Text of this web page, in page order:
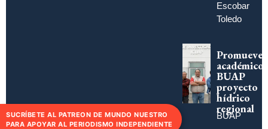
Escobar
Toledo
Promueve
académico
BUAP
proyecto
hídrico
regional
BUAP
SUCRÍBETE AL PATREON DE MUNDO NUESTRO
PARA APOYAR AL PERIODISMO INDEPENDIENTE